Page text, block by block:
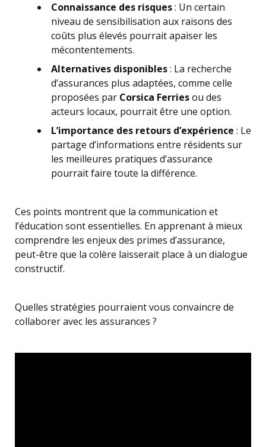
Connaissance des risques: Un certain
niveau de sensibilisation aux raisons des
coûts plus élevés pourrait apaiser les
mécontentements.
Alternatives disponibles: La recherche
d’assurances plus adaptées, comme celle
proposées par Corsica Ferriesou des
acteurs locaux, pourrait être une option.
L’importance des retours d’expérience : Le
partage d’informations entre résidents sur
les meilleures pratiques d’assurance
pourrait faire toute la différence.
Ces points montrent que la communication et
l’éducation sont essentielles. En apprenant à mieux
comprendre les enjeux des primes d’assurance,
peut-être que la colère laisserait place à un dialogue
constructif.
Quelles stratégies pourraient vous convaincre de
collaborer avec les assurances ?